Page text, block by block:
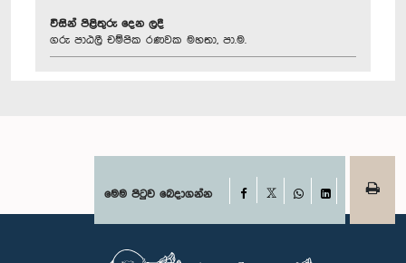
විසින් පිළිතුරු දෙන ලදී
ගරු පාඨලී චම්පික රණවක මහතා, පා.ම.
මෙම පිටුව බෙදාගන්න Facebook
WhatsAppLinkedIn